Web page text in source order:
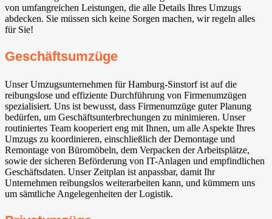
von umfangreichen Leistungen, die alle Details Ihres Umzugs
abdecken. Sie müssen sich keine Sorgen machen, wir regeln alles
für Sie!
Geschäftsumzüge
Unser Umzugsunternehmen für Hamburg-Sinstorf ist auf die
reibungslose und effiziente Durchführung von Firmenumzügen
spezialisiert. Uns ist bewusst, dass Firmenumzüge guter Planung
bedürfen, um Geschäftsunterbrechungen zu minimieren. Unser
routiniertes Team kooperiert eng mit Ihnen, um alle Aspekte Ihres
Umzugs zu koordinieren, einschließlich der Demontage und
Remontage von Büromöbeln, dem Verpacken der Arbeitsplätze,
sowie der sicheren Beförderung von IT-Anlagen und empfindlichen
Geschäftsdaten. Unser Zeitplan ist anpassbar, damit Ihr
Unternehmen reibungslos weiterarbeiten kann, und kümmern uns
um sämtliche Angelegenheiten der Logistik.